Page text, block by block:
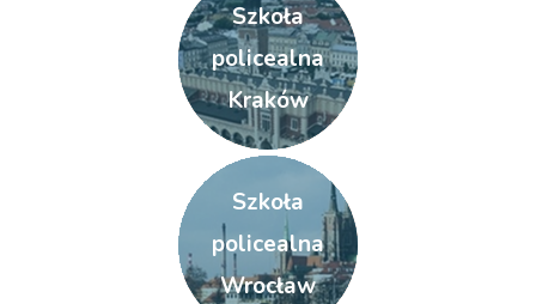
Szkoła
policealna
Kraków
Szkoła
policealna
Wrocław